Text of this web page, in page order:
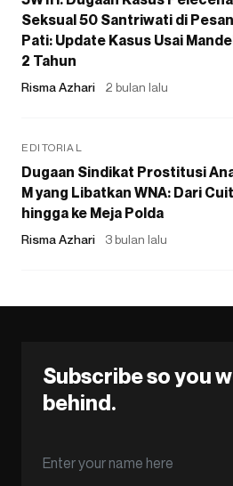
Seksual 50 Santriwati di
Pati: Update Kasus Usai
2 Tahun
Risma Azhari 2 bulan lalu
EDITORIAL
Dugaan Sindikat Prostitusi
M yang Libatkan WNA: Dari
hingga ke Meja Polda
Risma Azhari 3 bulan lalu
Subscribe so you
behind.